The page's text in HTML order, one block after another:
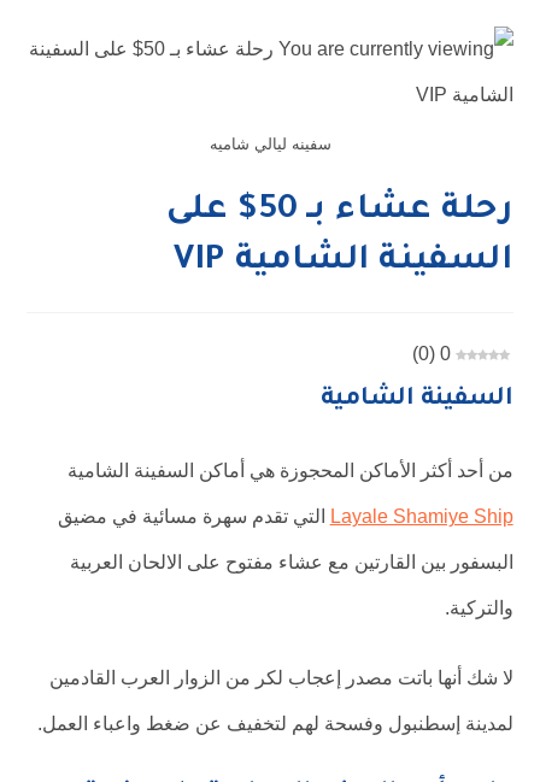
سفينه ليالي شاميه
رحلة عشاء بـ 50$ على
السفينة الشامية VIP
0
(
0
)
السفينة الشامية
من أحد أكثر الأماكن المحجوزة هي أماكن السفينة الشامية
Layale Shamiye Ship التي تقدم سهرة مسائية في مضيق
البسفور بين القارتين مع عشاء مفتوح على الالحان العربية
والتركية.
لا شك أنها باتت مصدر إعجاب لكر من الزوار العرب القادمين
لمدينة إسطنبول وفسحة لهم لتخفيف عن ضغط واعباء العمل.